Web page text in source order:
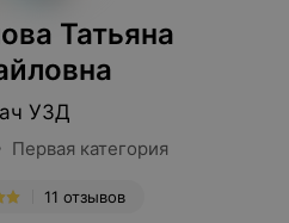
Татьяна
УЗД
категория
11 отзывов